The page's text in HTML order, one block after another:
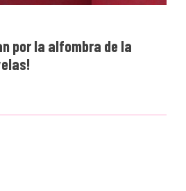
por la alfombra de la